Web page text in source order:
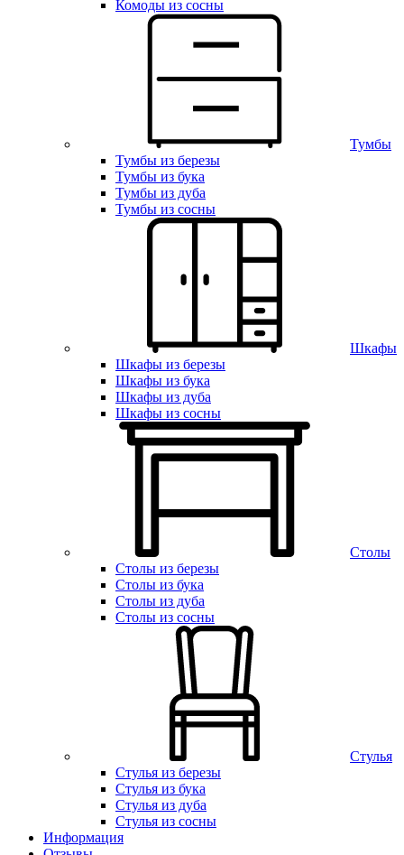
Комоды из сосны
Тумбы
Тумбы из березы
Тумбы из бука
Тумбы из дуба
Тумбы из сосны
Шкафы
Шкафы из березы
Шкафы из бука
Шкафы из дуба
Шкафы из сосны
Столы
Столы из березы
Столы из бука
Столы из дуба
Столы из сосны
Стулья
Стулья из березы
Стулья из бука
Стулья из дуба
Стулья из сосны
Информация